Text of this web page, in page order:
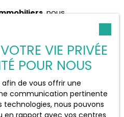
, nous
les attentes des acquéreurs
du terrain, nous
valorisation de votre bien
En nous confiant votre
regard professionnel, d’un
parti de votre logement.
VIE PRIVÉE
POUR NOUS
afin de vous offrir une
communication pertinente
technologies, nous pouvons
en rapport avec vos centres